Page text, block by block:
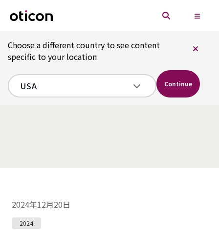
Choose a different country to see content
specific to your location
Continue
2024年12月20日
2024